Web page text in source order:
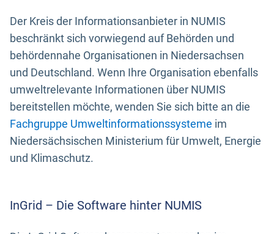
Der Kreis der Informationsanbieter in NUMIS
beschränkt sich vorwiegend auf Behörden und
behördennahe Organisationen in Niedersachsen
und Deutschland. Wenn Ihre Organisation ebenfalls
umweltrelevante Informationen über NUMIS
bereitstellen möchte, wenden Sie sich bitte an die
Fachgruppe Umweltinformationssysteme im
Niedersächsischen Ministerium für Umwelt, Energie
und Klimaschutz.
InGrid – Die Software hinter NUMIS